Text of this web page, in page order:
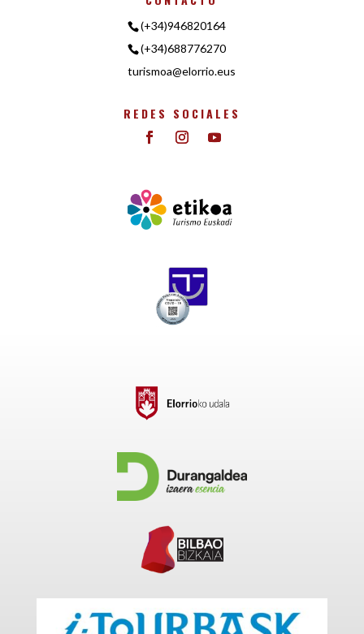
(+34)946820164
(+34)688776270
turismoa@elorrio.eus
REDES SOCIALES